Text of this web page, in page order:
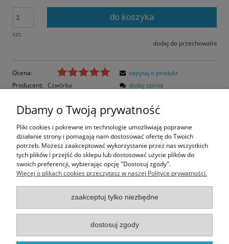
szt.
do koszyka
dodaj do przechowalni
Ocena:
Producent: Czwórka
zapytaj o produkt
dodaj opinię
Opis
Opinie o produkcie (0)
Rozmiar pocztówki: 16,5x12 cm
Informacje
Moje konto
Dbamy o Twoją prywatność
Pliki cookies i pokrewne im technologie umożliwiają poprawne
działanie strony i pomagają nam dostosować ofertę do Twoich
potrzeb. Możesz zaakceptować wykorzystanie przez nas wszystkich
tych plików i przejść do sklepu lub dostosować użycie plików do
swoich preferencji, wybierając opcję "Dostosuj zgody".
Więcej o plikach cookies przeczytasz w naszej Polityce prywatności.
zaakceptuj tylko niezbędne
dostosuj zgody